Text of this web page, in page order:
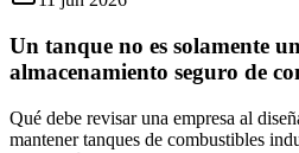
Un tanque no es solamente
almacenamiento seguro de
Qué debe revisar una empresa al
mantener tanques de combustibles